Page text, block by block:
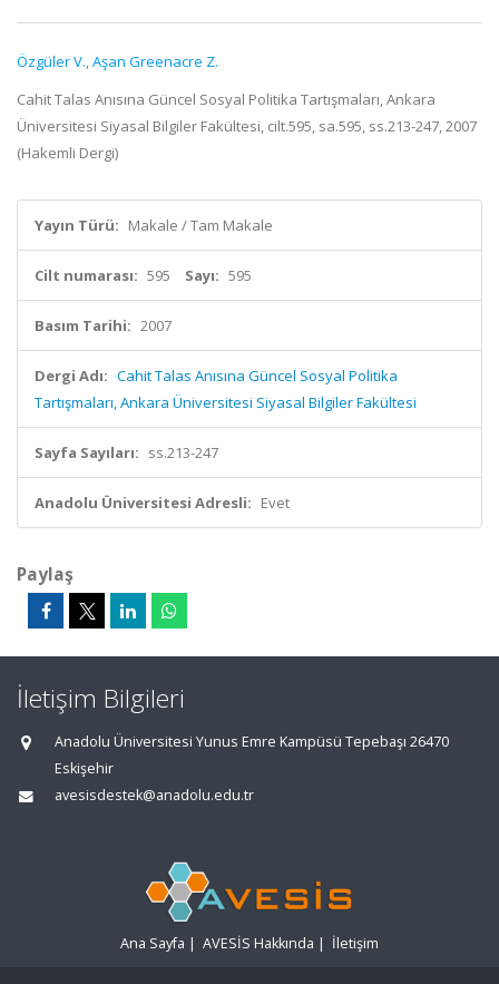
Özgüler V.,Aşan Greenacre Z.
Cahit Talas Anısına Güncel Sosyal Politika Tartışmaları, Ankara
Üniversitesi Siyasal Bilgiler Fakültesi, cilt.595, sa.595, ss.213-247, 2007
(Hakemli Dergi)
Yayın Türü: Makale / Tam Makale
Cilt numarası: 595 Sayı: 595
Basım Tarihi: 2007
Dergi Adı: Cahit Talas Anısına Güncel Sosyal Politika
Tartışmaları, Ankara Üniversitesi Siyasal Bilgiler Fakültesi
Sayfa Sayıları: ss.213-247
Anadolu Üniversitesi Adresli: Evet
Paylaş
İletişim Bilgileri
Anadolu Üniversitesi Yunus Emre Kampüsü Tepebaşı 26470
Eskişehir
avesisdestek@anadolu.edu.tr
Ana Sayfa | AVESİS Hakkında | İletişim